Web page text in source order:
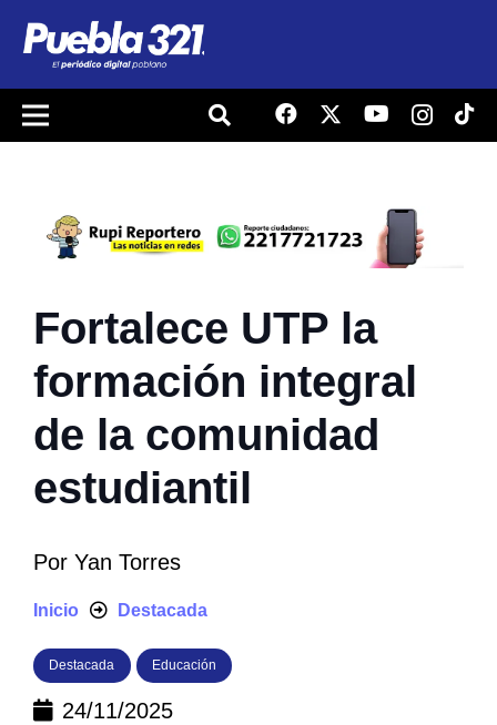
Fortalece UTP la
formación integral
de la comunidad
estudiantil
Por Yan Torres
Inicio Destacada
Destacada Educación
24/11/2025